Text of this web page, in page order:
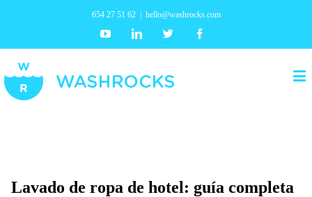
654 27 51 62 hello@washrocks.com
YoutubeLinkedin Twitter
Lavado de ropa de hotel: guía completa